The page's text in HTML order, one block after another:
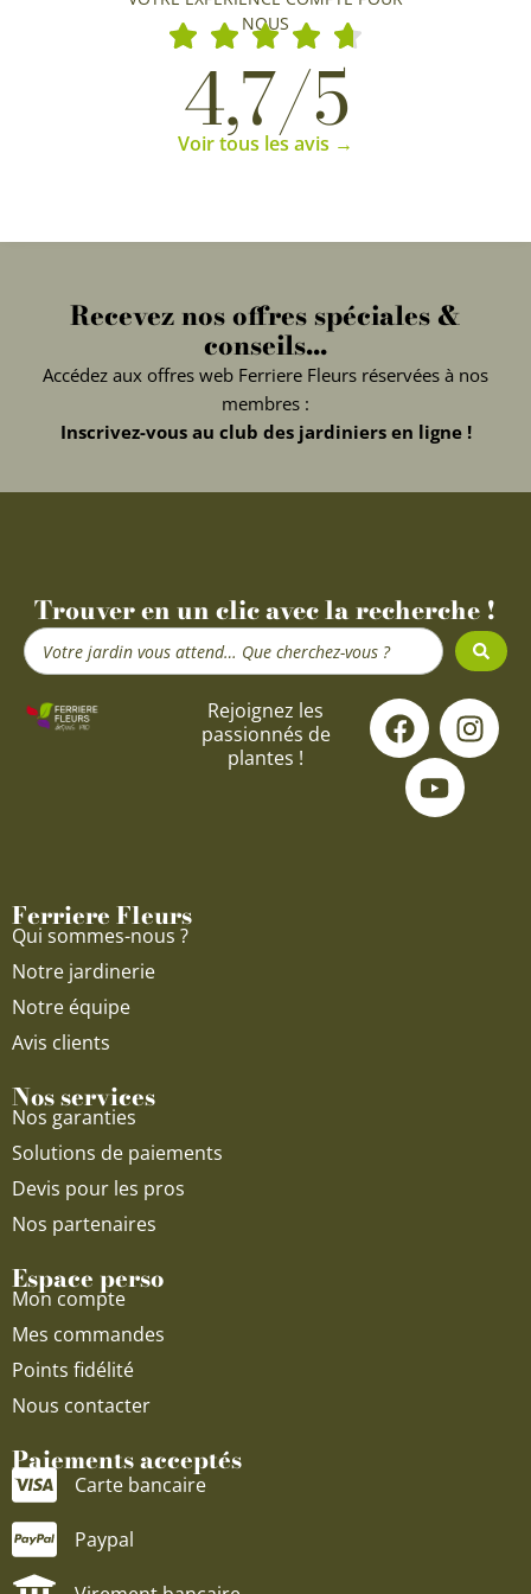
NOUS
4,7/5
Voir tous les avis →
Recevez nos offres spéciales &
conseils...
Accédez aux offres web Ferriere Fleurs réservées à nos
membres :
Inscrivez-vous au club des jardiniers en ligne !
Trouver en un clic avec la recherche !
Search
...
Rejoignez les
passionnés de
plantes !
F
a
c
e
I
n
s
Y
o
u
t
u
Ferriere Fleurs
Qui sommes-nous ?
Notre jardinerie
Notre équipe
Avis clients
Nos services
Nos garanties
Solutions de paiements
Devis pour les pros
Nos partenaires
Espace perso
Mon compte
Mes commandes
Points fidélité
Nous contacter
Paiements acceptés
Carte bancaire
Paypal